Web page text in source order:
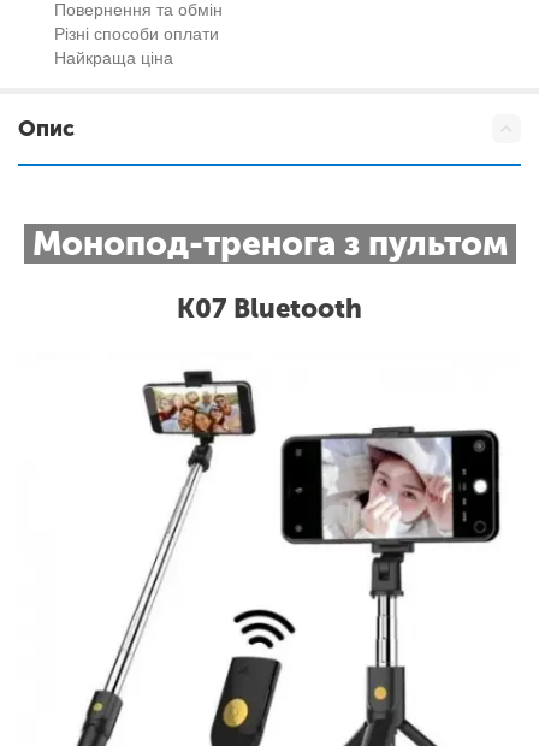
Повернення та обмін
Різні способи оплати
Найкраща ціна
Опис
Монопод-тренога з пультом
K07 Bluetooth